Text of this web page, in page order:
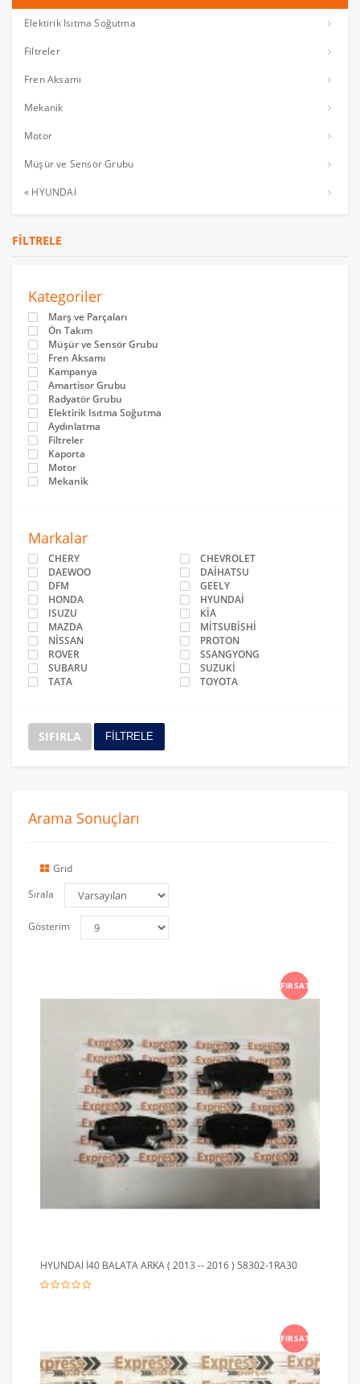
Elektirik Isıtma Soğutma
Filtreler
Fren Aksamı
Mekanik
Motor
Müşür ve Sensör Grubu
« HYUNDAİ
FILTRELE
Kategoriler
Marş ve Parçaları
Ön Takım
Müşür ve Sensör Grubu
Fren Aksamı
Kampanya
Amartisor Grubu
Radyatör Grubu
Elektirik Isıtma Soğutma
Aydınlatma
Filtreler
Kaporta
Motor
Mekanik
Markalar
CHERY
CHEVROLET
DAEWOO
DAİHATSU
DFM
GEELY
HONDA
HYUNDAİ
ISUZU
KİA
MAZDA
MİTSUBİSHİ
NİSSAN
PROTON
ROVER
SSANGYONG
SUBARU
SUZUKİ
TATA
TOYOTA
SIFIRLA FİLTRELE
Arama Sonuçları
Grid
Sırala
Gösterim
FIRSAT
HYUNDAİ İ40 BALATA ARKA ( 2013 -- 2016 ) 58302-1RA30
FIRSAT